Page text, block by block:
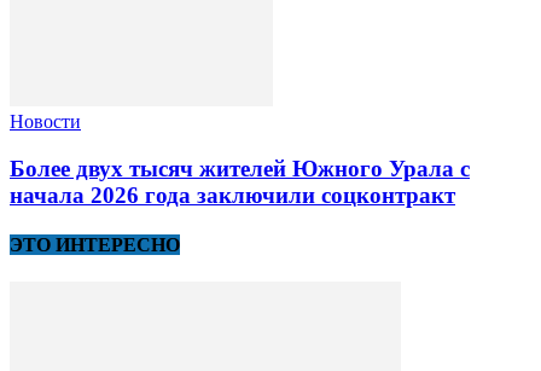
Новости
Более двух тысяч жителей Южного Урала с
начала 2026 года заключили соцконтракт
ЭТО ИНТЕРЕСНО